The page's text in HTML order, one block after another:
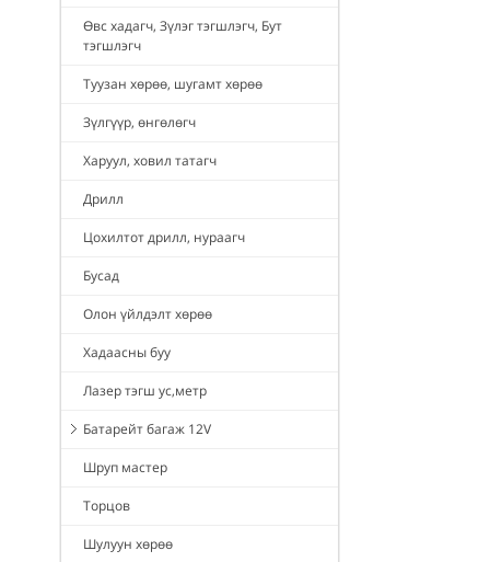
Өвс хадагч, Зүлэг тэгшлэгч, Бут
тэгшлэгч
Туузан хөрөө, шугамт хөрөө
Зүлгүүр, өнгөлөгч
Харуул, ховил татагч
Дрилл
Цохилтот дрилл, нураагч
Бусад
Олон үйлдэлт хөрөө
Хадаасны буу
Лазер тэгш ус,метр
Батарейт багаж 12V
Шруп мастер
Торцов
Шулуун хөрөө